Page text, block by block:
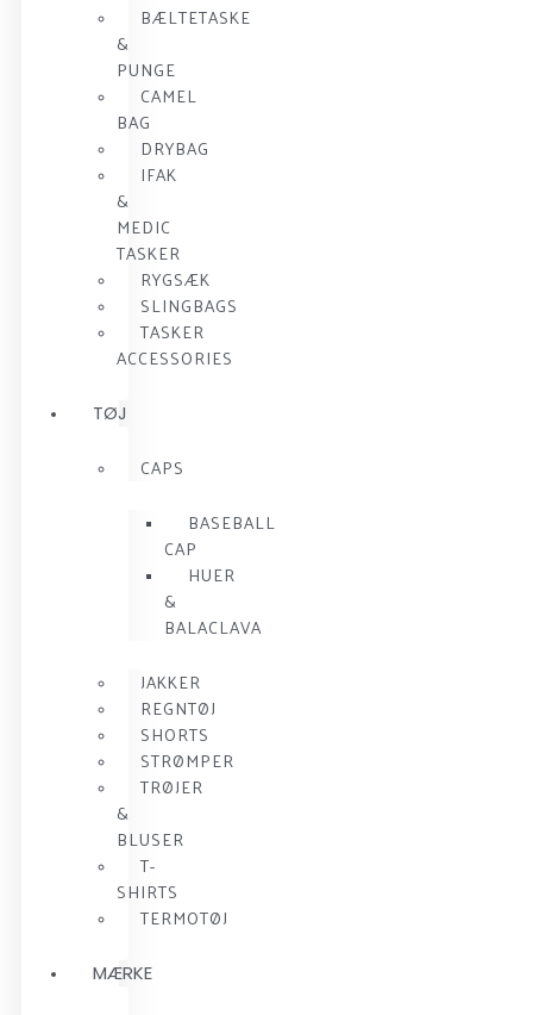
BÆLTETASKE
&
PUNGE
CAMEL
BAG
DRYBAG
IFAK
&
MEDIC
TASKER
RYGSÆK
SLINGBAGS
TASKER
ACCESSORIES
TØJ
CAPS
BASEBALL
CAP
HUER
&
BALACLAVA
JAKKER
REGNTØJ
SHORTS
STRØMPER
TRØJER
&
BLUSER
T-
SHIRTS
TERMOTØJ
MÆRKE